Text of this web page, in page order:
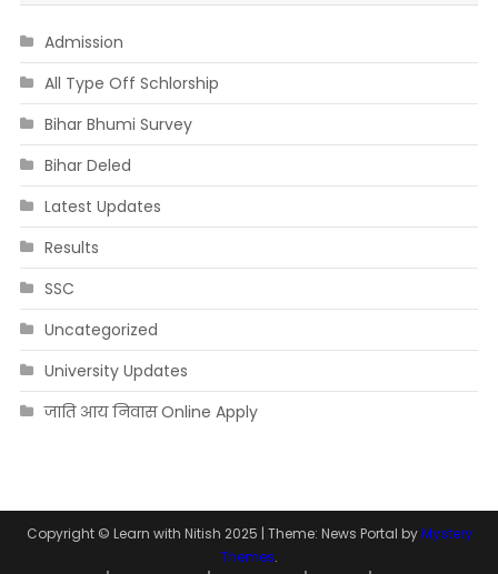
Admission
All Type Off Schlorship
Bihar Bhumi Survey
Bihar Deled
Latest Updates
Results
SSC
Uncategorized
University Updates
जाति आय निवास Online Apply
Copyright © Learn with Nitish 2025 | Theme: News Portal byMystery
Themes.